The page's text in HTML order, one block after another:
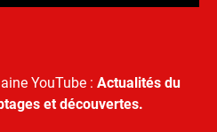
YouTube : Actualités du
et découvertes.